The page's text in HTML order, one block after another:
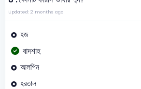
Updated: 2 months ago
হজ
বাদশাহ
আলপিন
হরতাল